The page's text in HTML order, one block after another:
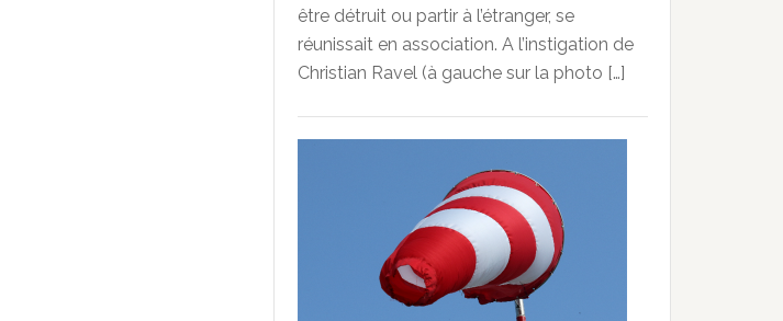
être détruit ou partir à l’étranger, se
réunissait en association. A l’instigation de
Christian Ravel (à gauche sur la photo […]